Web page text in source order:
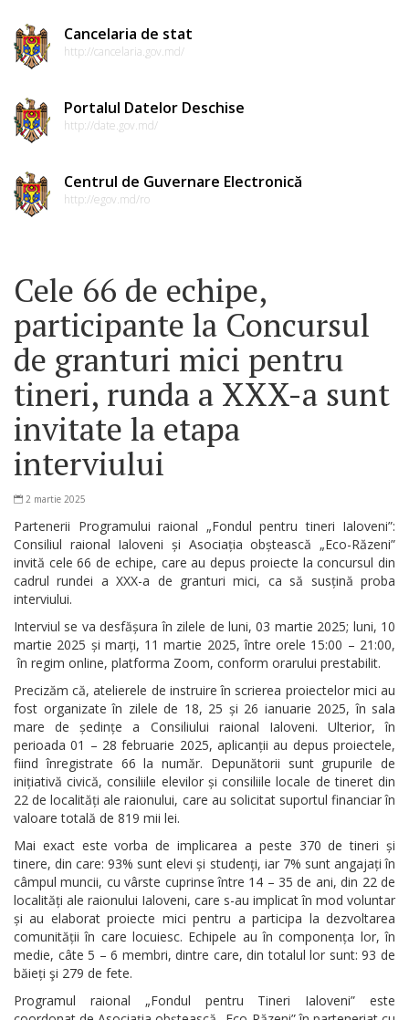
Cancelaria de stat
http://cancelaria.gov.md/
Portalul Datelor Deschise
http://date.gov.md/
Centrul de Guvernare Electronică
http://egov.md/ro
Cele 66 de echipe,
participante la Concursul
de granturi mici pentru
tineri, runda a XXX-a sunt
invitate la etapa
interviului
2 martie 2025
Partenerii Programului raional „Fondul pentru tineri Ialoveni”:
Consiliul raional Ialoveni și Asociația obștească „Eco-Răzeni”
invită cele 66 de echipe, care au depus proiecte la concursul din
cadrul rundei a XXX-a de granturi mici, ca să susțină proba
interviului.
Interviul se va desfășura în zilele de luni, 03 martie 2025; luni, 10
martie 2025 și marți, 11 martie 2025, între orele 15:00 – 21:00,
în regim online, platforma Zoom, conform orarului prestabilit.
Precizăm că, atelierele de instruire în scrierea proiectelor mici au
fost organizate în zilele de 18, 25 și 26 ianuarie 2025, în sala
mare de ședințe a Consiliului raional Ialoveni. Ulterior, în
perioada 01 – 28 februarie 2025, aplicanții au depus proiectele,
fiind înregistrate 66 la număr. Depunătorii sunt grupurile de
inițiativă civică, consiliile elevilor și consiliile locale de tineret din
22 de localități ale raionului, care au solicitat suportul financiar în
valoare totală de 819 mii lei.
Mai exact este vorba de implicarea a peste 370 de tineri și
tinere, din care: 93% sunt elevi și studenți, iar 7% sunt angajați în
câmpul muncii, cu vârste cuprinse între 14 – 35 de ani, din 22 de
localități ale raionului Ialoveni, care s-au implicat în mod voluntar
și au elaborat proiecte mici pentru a participa la dezvoltarea
comunității în care locuiesc. Echipele au în componența lor, în
medie, câte 5 – 6 membri, dintre care, din totalul lor sunt: 93 de
băieți şi 279 de fete.
Programul raional „Fondul pentru Tineri Ialoveni” este